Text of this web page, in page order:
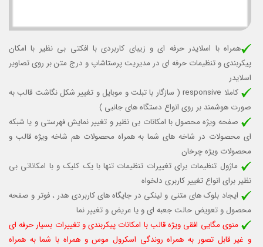
همراه با اسلایدر حرفه ای و زیبای کاربردی با افکتی بی نظیر با امکان
پیکربندی و تنظیمات حرفه ای در مدیریت پرستاشاپ و درج متن بر روی تصاویر
اسلایدر
کاملا responsive (
سازگار با تبلت و موبایل و تغییر شکل نگاشت قالب به
صورت هوشمند بر روی انواع دستگاه های جانبی )
صفحه ویژه محصول با امکانات بی نظیر و تغییر نمایش فهرستی و یا شبکه
ای محصولات در شاخه های شما به همراه محصولات هم شاخه ویژه قالب و
محصولات ویژه چرخان
ماژول تنظیمات برای تغییرات تنظیمات تنها با یک کلیک و با امکاناتی بی
نظیر برای انواع تغییر کاربری دلخواه
ایجاد بلوک های متنی و لینکی در جایگاه های کاربردی هدر ، فوتر و صفحه
محصول و تعویض حالت جعبه ای و یا عریض و تغییر نما
منوی مگایی افقی ویژه قالب با امکانات پیکربندی و تغییرات بسیار حرفه ای
و غیر قابل تصور به همراه روندگی اسکرول موس و همراه با شما به همراه